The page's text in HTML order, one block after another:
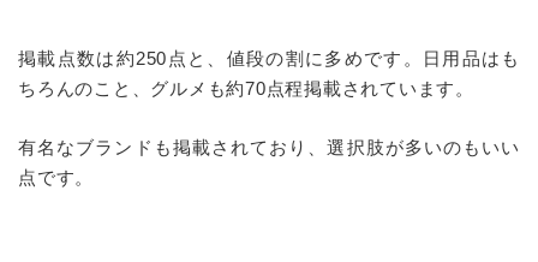
掲載点数は約250点と、値段の割に多めです。日用品はも
ちろんのこと、グルメも約70点程掲載されています。
有名なブランドも掲載されており、選択肢が多いのもいい
点です。